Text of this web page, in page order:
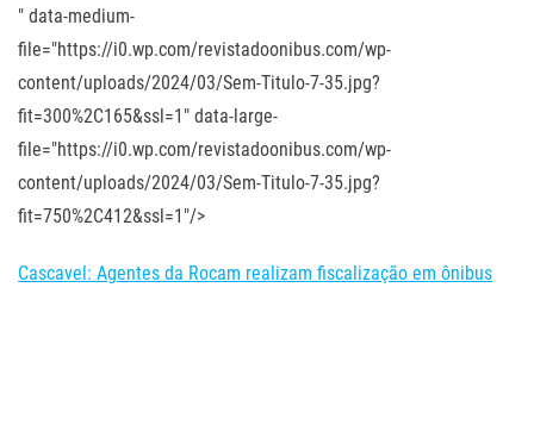
" data-medium-
file="https://i0.wp.com/revistadoonibus.com/wp-
content/uploads/2024/03/Sem-Titulo-7-35.jpg?
fit=300%2C165&ssl=1" data-large-
file="https://i0.wp.com/revistadoonibus.com/wp-
content/uploads/2024/03/Sem-Titulo-7-35.jpg?
fit=750%2C412&ssl=1"/>
Cascavel: Agentes da Rocam realizam fiscalização em ônibus